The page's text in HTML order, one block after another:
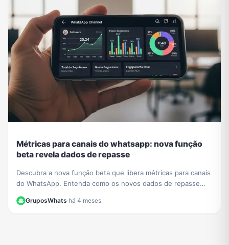
Métricas para canais do whatsapp: nova função
beta revela dados de repasse
Descubra a nova função beta que libera métricas para canais
do WhatsApp. Entenda como os novos dados de repasse
GruposWhats·há 4 meses